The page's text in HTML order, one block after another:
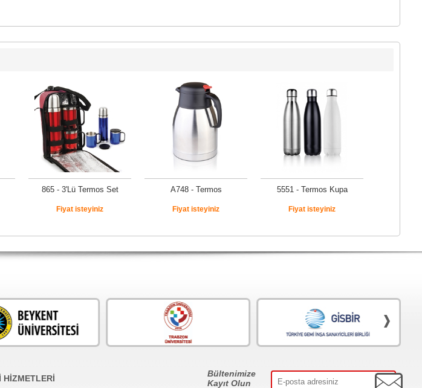
865 - 3'Lü Termos Set
Fiyat isteyiniz
A748 - Termos
Fiyat isteyiniz
5551 - Termos Kupa
Fiyat isteyiniz
HİZMETLERİ
Bültenimize
Kayıt Olun